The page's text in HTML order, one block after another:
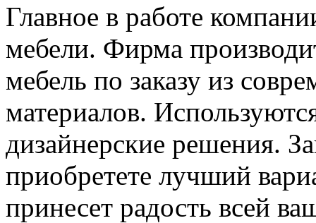
Главное в работе
мебели. Фирма
мебель по заказу из
материалов.
дизайнерские решения.
приобретете лучший
принесет радость всей